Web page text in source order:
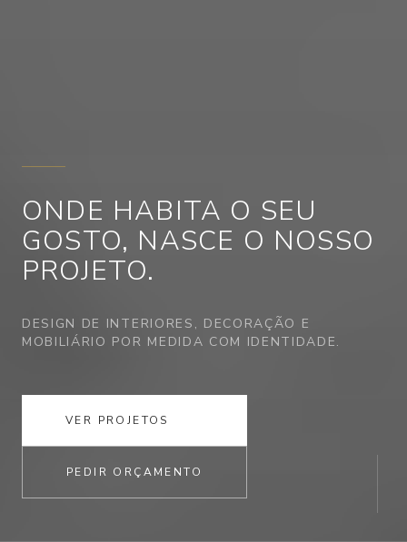
ONDE HABITA O SEU
GOSTO, NASCE O NOSSO
PROJETO.
DESIGN DE INTERIORES, DECORAÇÃO E
MOBILIÁRIO POR MEDIDA COM IDENTIDADE.
VER PROJETOS
PEDIR ORÇAMENTO